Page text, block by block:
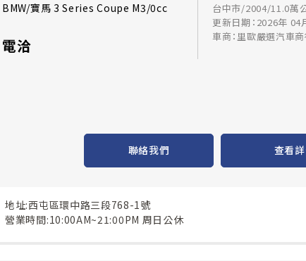
BMW/寶馬 3 Series Coupe M3/0cc
電洽
台中市/2004/11.0萬
更新日期：2026年 04
車商：里歐嚴選汽車
聯絡我們 查看
地址:西屯區環中路三段768-1號
營業時間:10:00AM~21:00PM 周日公休